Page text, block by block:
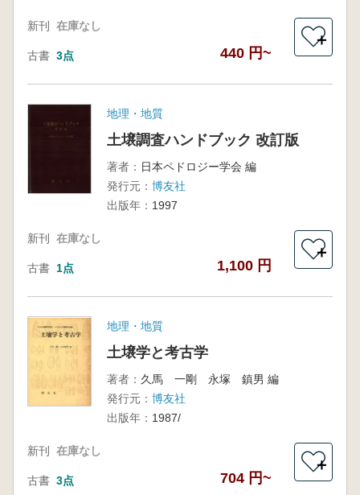
新刊 在庫なし
古書 3点 440 円~
＋
地理・地質
土壌調査ハンドブック 改訂版
著者： 日本ペドロジー学会 編
発行元： 博友社
出版年： 1997
新刊 在庫なし
古書 1点 1,100 円
＋
地理・地質
土壌学と考古学
著者： 久馬 一剛 永塚 鎮男 編
発行元： 博友社
出版年： 1987/
新刊 在庫なし
古書 3点 704 円~
＋